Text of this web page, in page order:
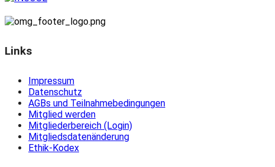
Links
Impressum
Datenschutz
AGBs und Teilnahmebedingungen
Mitglied werden
Mitgliederbereich (Login)
Mitgliedsdatenänderung
Ethik-Kodex